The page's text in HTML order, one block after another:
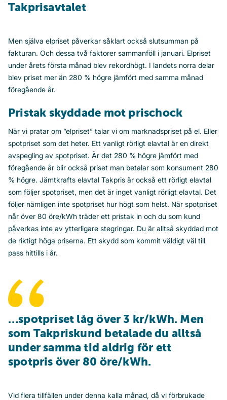
Takprisavtalet
Men själva elpriset påverkar såklart också slutsumman på
fakturan. Och dessa två faktorer sammanföll i januari. Elpriset
under årets första månad blev rekordhögt. I landets norra delar
blev priset mer än 280 % högre jämfört med samma månad
föregående år.
Pristak skyddade mot prischock
När vi pratar om ”elpriset” talar vi om marknadspriset på el. Eller
spotpriset som det heter. Ett vanligt rörligt elavtal är en direkt
avspegling av spotpriset. Är det 280 % högre jämfört med
föregående år blir också priset man betalar som konsument 280
% högre. Jämtkrafts elavtal Takpris är också ett rörligt elavtal
som följer spotpriset, men det är inget vanligt rörligt elavtal. Det
följer nämligen inte spotpriset hur högt som helst. När spotpriset
når över 80 öre/kWh träder ett pristak in och du som kund
påverkas inte av ytterligare stegringar. Du är alltså skyddad mot
de riktigt höga priserna. Ett skydd som kommit väldigt väl till
pass hittills i år.
…spotpriset låg över 3 kr/kWh. Men
som Takpriskund betalade du alltså
under samma tid aldrig för ett
spotpris över 80 öre/kWh.
Vid flera tillfällen under denna kalla månad, då vi förbrukade